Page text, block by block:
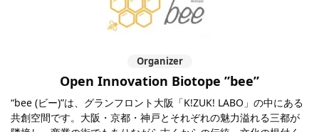
Organizer
Open Innovation Biotope ”bee”
“bee (ビー)”は、グランフロント大阪「K!ZUK! LABO」の中にある
共創空間です。大阪・京都・神戸とそれぞれの魅力溢れる三都が